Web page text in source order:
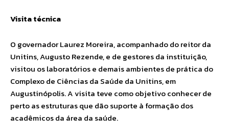
Visita técnica
O governador Laurez Moreira, acompanhado do reitor da
Unitins, Augusto Rezende, e de gestores da instituição,
visitou os laboratórios e demais ambientes de prática do
Complexo de Ciências da Saúde da Unitins, em
Augustinópolis. A visita teve como objetivo conhecer de
perto as estruturas que dão suporte à formação dos
acadêmicos da área da saúde.